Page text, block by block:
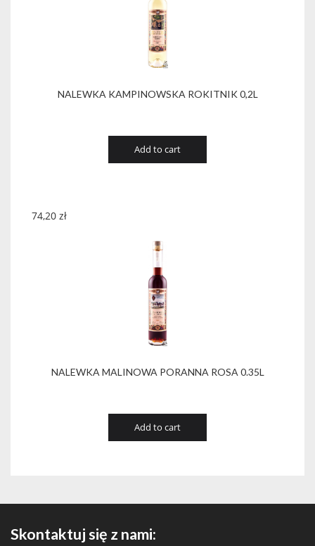
NALEWKA KAMPINOWSKA ROKITNIK 0,2L
Add to cart
NALEWKA MALINOWA PORANNA ROSA 0.35L
74,20 zł
Add to cart
Skontaktuj się z nami: